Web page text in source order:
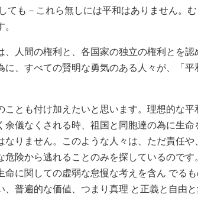
ても－これら無しには平和はありません。
人間の権利と、各国家の独立の権利とを認
に、すべての賢明な勇気のある人々が、「
とも付け加えたいと思います。理想的な平
余儀なくされる時、祖国と同胞達の為に生
なりません。このような人々は、ただ責任
危険から逃れることのみを探しているので
命に関しての虚弱な怠慢な考えを含ん でる
、普遍的な価値、つまり真理 と正義と自由と